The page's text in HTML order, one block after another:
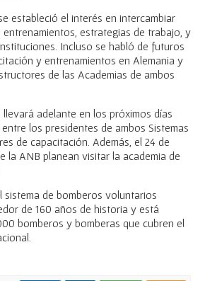
estableció el interés en intercambiar
entrenamientos, estrategias de trabajo, y
Incluso se habló de futuros
y entrenamientos en Alemania y
de las Academias de ambos
adelante en los próximos días
los presidentes de ambos Sistemas
de capacitación. Además, el 24 de
la ANB planean visitar la academia de
sistema de bomberos voluntarios
de 160 años de historia y está
bomberos y bomberas que cubren el